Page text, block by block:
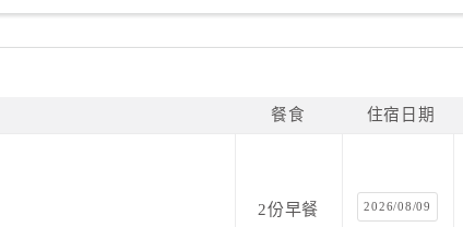
餐食 住宿日期
2份早餐 2026/08/09